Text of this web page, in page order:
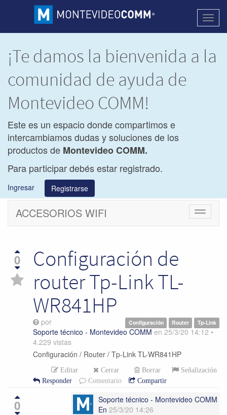
¡Te damos la bienvenida a la
comunidad de ayuda de
Montevideo COMM!
Este es un espacio donde compartimos e
intercambiamos dudas y soluciones de los
productos de Montevideo COMM.
Para participar debés estar registrado.
Ingresar Registrarse
Cambiar
ACCESORIOS WIFI
0
Configuración de
router Tp-Link TL-
WR841HP
Configuración Router Tp-Link
por
Soporte técnico - Montevideo COMM en 25/3/20 14:12 •
4.229 vistas
Configuración / Router / Tp-Link TL-WR841HP
Editar Cerrar Borrar
Señalización
Responder
Comentario Compartir
0
Soporte técnico - Montevideo COMM
En 25/3/20 14:26